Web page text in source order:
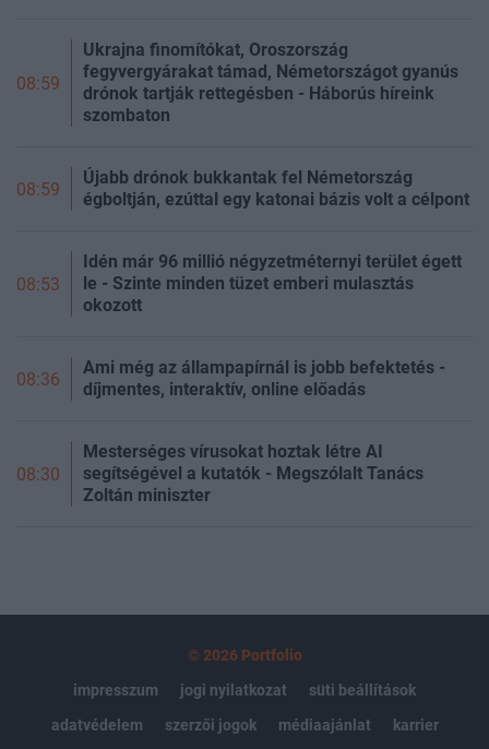
08:59
Ukrajna finomítókat, Oroszország
fegyvergyárakat támad, Németországot gyanús
drónok tartják rettegésben - Háborús híreink
szombaton
08:59
Újabb drónok bukkantak fel Németország
égboltján, ezúttal egy katonai bázis volt a célpont
08:53
Idén már 96 millió négyzetméternyi terület égett
le - Szinte minden tüzet emberi mulasztás
okozott
08:36
Ami még az állampapírnál is jobb befektetés -
díjmentes, interaktív, online előadás
08:30
Mesterséges vírusokat hoztak létre AI
segítségével a kutatók - Megszólalt Tanács
Zoltán miniszter
© 2026 Portfolio
impresszum
jogi nyilatkozat
süti beállítások
adatvédelem
szerzői jogok médiaajánlat karrier